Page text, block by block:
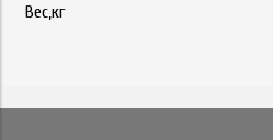
Вес,кг